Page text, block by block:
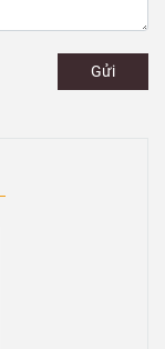
Gửi